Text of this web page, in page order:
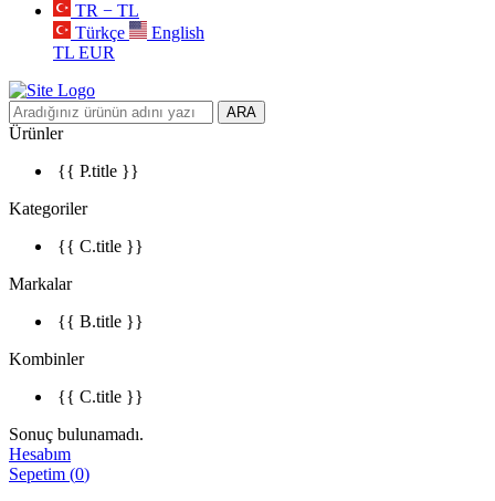
TR − TL
Türkçe
English
TL EUR
ARA
Ürünler
{{ P.title }}
Kategoriler
{{ C.title }}
Markalar
{{ B.title }}
Kombinler
{{ C.title }}
Sonuç bulunamadı.
Hesabım
Sepetim (0)